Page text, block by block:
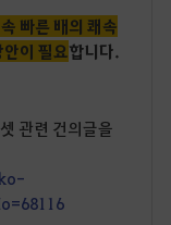
빠른 배의 쾌속
이 필요합니다.
관련 건의글을